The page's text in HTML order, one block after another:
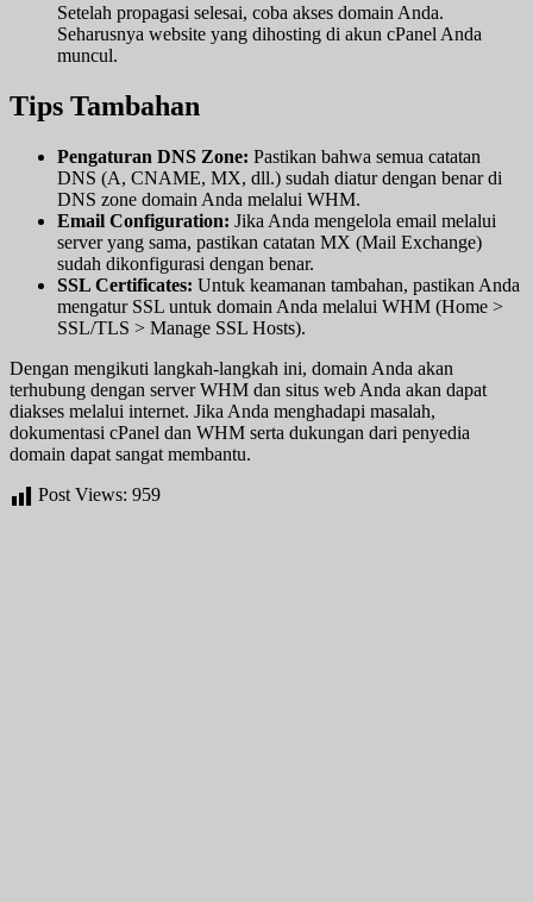
Setelah propagasi selesai, coba akses domain Anda.
Seharusnya website yang dihosting di akun cPanel Anda
muncul.
Tips Tambahan
Pengaturan DNS Zone: Pastikan bahwa semua catatan
DNS (A, CNAME, MX, dll.) sudah diatur dengan benar di
DNS zone domain Anda melalui WHM.
Email Configuration: Jika Anda mengelola email melalui
server yang sama, pastikan catatan MX (Mail Exchange)
sudah dikonfigurasi dengan benar.
SSL Certificates: Untuk keamanan tambahan, pastikan Anda
mengatur SSL untuk domain Anda melalui WHM (Home >
SSL/TLS > Manage SSL Hosts).
Dengan mengikuti langkah-langkah ini, domain Anda akan
terhubung dengan server WHM dan situs web Anda akan dapat
diakses melalui internet. Jika Anda menghadapi masalah,
dokumentasi cPanel dan WHM serta dukungan dari penyedia
domain dapat sangat membantu.
Post Views: 959